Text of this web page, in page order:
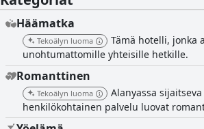
Häämatka
Tekoälyn luoma
Tämä hotelli, jonka
unohtumattomille yhteisille hetkille.
Romanttinen
Tekoälyn luoma
Alanyassa
henkilökohtainen palvelu luovat